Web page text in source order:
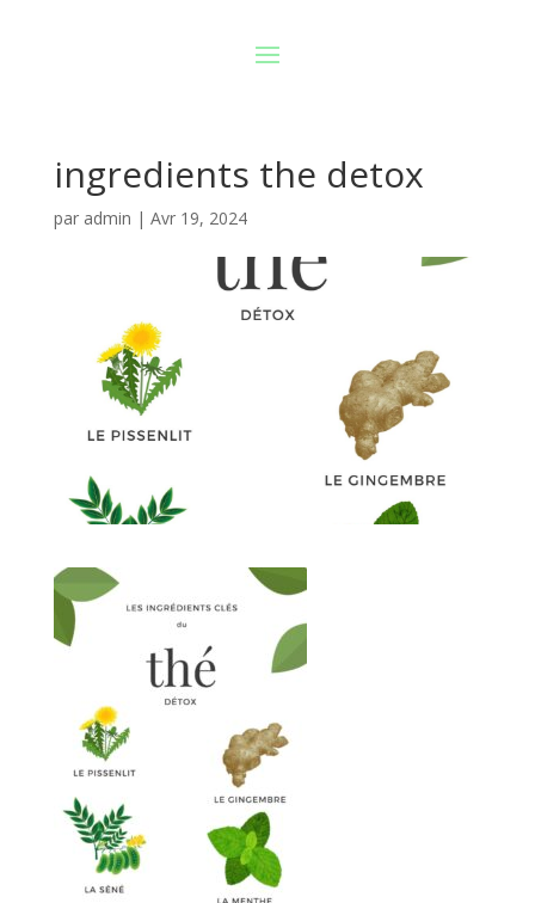
ingredients the detox
par admin | Avr 19, 2024